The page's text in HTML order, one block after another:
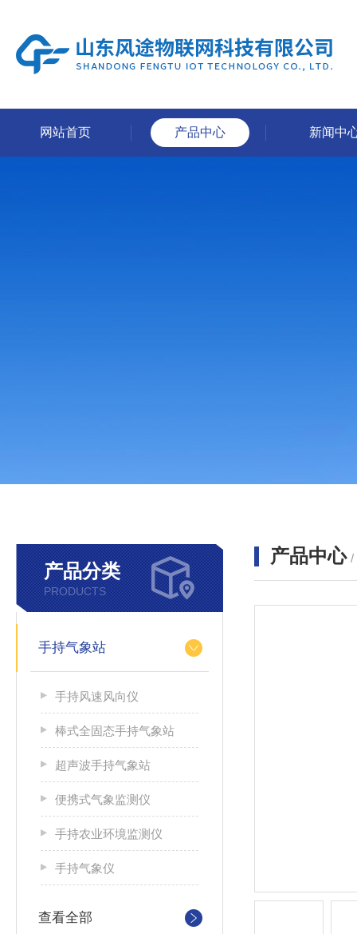
网站首页 产品中心 新闻中
产品分类
PRODUCTS
手持气象站
手持风速风向仪
棒式全固态手持气象站
超声波手持气象站
便携式气象监测仪
手持农业环境监测仪
手持气象仪
查看全部
产品中心 /